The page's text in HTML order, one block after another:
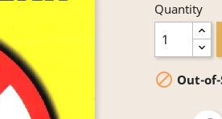
Quantity
 Out-